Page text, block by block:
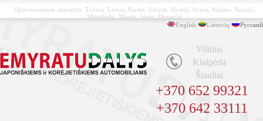
Оригинальные запчасти Toyota, Lexus, Nissan, Infiniti, Honda, Acura, Subaru, Suzuki,
Mitsubishi, Mazda, Isuzu, Hyundai
English
Lietuvių Русский
Vilnius
Klaipėda
Šiauliai
+370 652 99321
+370 642 33111